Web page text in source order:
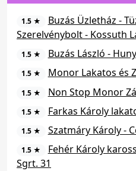
1.5 ★
Buzás Üzletház -
Szerelvénybolt - Kossuth
1.5 ★ Buzás László -
1.5 ★ Monor Lakatos és
1.5 ★ Non Stop Monor
1.5 ★ Farkas Károly
1.5 ★ Szatmáry Károly -
1.5 ★
Fehér Károly
Sgrt. 31